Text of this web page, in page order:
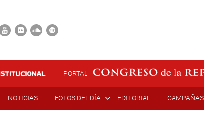
PORTAL
NOTICIAS FOTOS DEL DÍA EDITORIAL CAMPAÑAS